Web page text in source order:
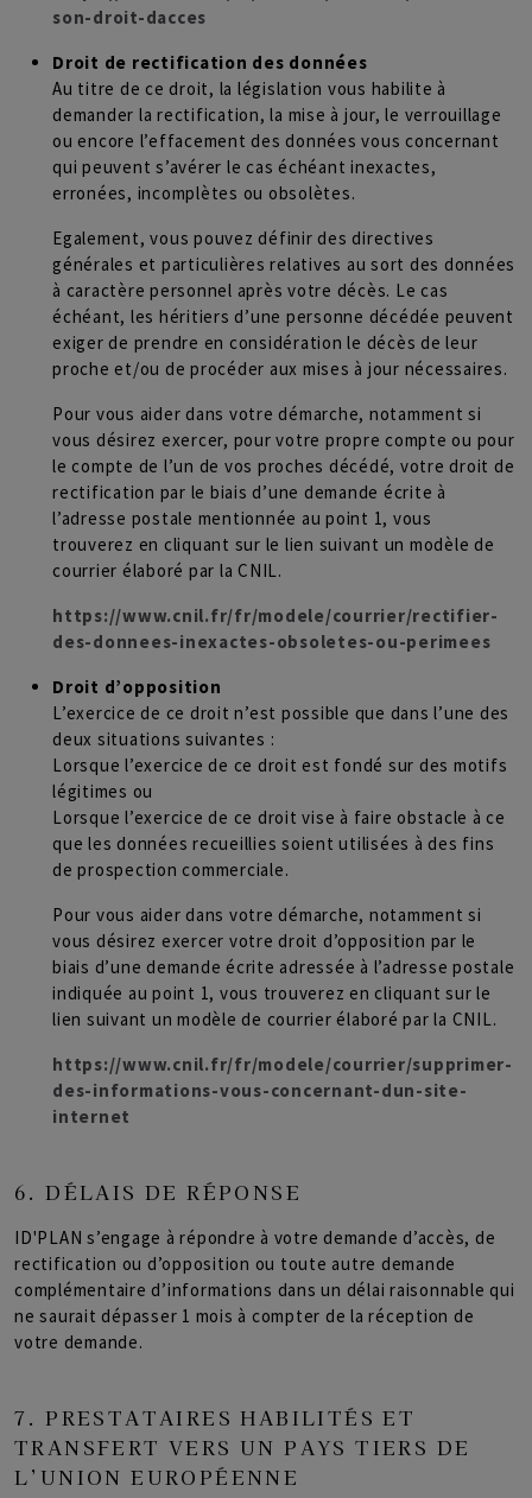
son-droit-dacces
Droit de rectification des données
Au titre de ce droit, la législation vous habilite à
demander la rectification, la mise à jour, le verrouillage
ou encore l’effacement des données vous concernant
qui peuvent s’avérer le cas échéant inexactes,
erronées, incomplètes ou obsolètes.
Egalement, vous pouvez définir des directives
générales et particulières relatives au sort des données
à caractère personnel après votre décès. Le cas
échéant, les héritiers d’une personne décédée peuvent
exiger de prendre en considération le décès de leur
proche et/ou de procéder aux mises à jour nécessaires.
Pour vous aider dans votre démarche, notamment si
vous désirez exercer, pour votre propre compte ou pour
le compte de l’un de vos proches décédé, votre droit de
rectification par le biais d’une demande écrite à
l’adresse postale mentionnée au point 1, vous
trouverez en cliquant sur le lien suivant un modèle de
courrier élaboré par la CNIL.
https://www.cnil.fr/fr/modele/courrier/rectifier-
des-donnees-inexactes-obsoletes-ou-perimees
Droit d’opposition
L’exercice de ce droit n’est possible que dans l’une des
deux situations suivantes :
Lorsque l’exercice de ce droit est fondé sur des motifs
légitimes ou
Lorsque l’exercice de ce droit vise à faire obstacle à ce
que les données recueillies soient utilisées à des fins
de prospection commerciale.
Pour vous aider dans votre démarche, notamment si
vous désirez exercer votre droit d’opposition par le
biais d’une demande écrite adressée à l’adresse postale
indiquée au point 1, vous trouverez en cliquant sur le
lien suivant un modèle de courrier élaboré par la CNIL.
https://www.cnil.fr/fr/modele/courrier/supprimer-
des-informations-vous-concernant-dun-site-
internet
6. DÉLAIS DE RÉPONSE
ID'PLAN s’engage à répondre à votre demande d’accès, de
rectification ou d’opposition ou toute autre demande
complémentaire d’informations dans un délai raisonnable qui
ne saurait dépasser 1 mois à compter de la réception de
votre demande.
7. PRESTATAIRES HABILITÉS ET
TRANSFERT VERS UN PAYS TIERS DE
L’UNION EUROPÉENNE